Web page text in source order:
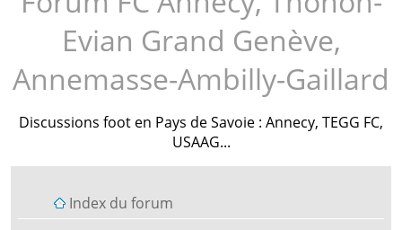
Evian Grand Genève,
Annemasse-Ambilly-Gaillard
Discussions foot en Pays de Savoie : Annecy, TEGG FC,
USAAG...
Index du forum